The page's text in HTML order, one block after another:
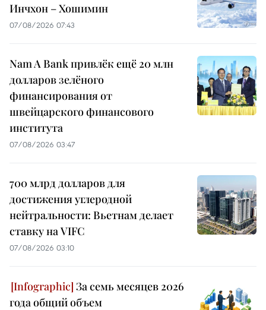
Инчхон – Хошимин
07/08/2026 07:43
Nam A Bank привлёк ещё 20 млн
долларов зелёного
финансирования от
швейцарского финансового
института
07/08/2026 03:47
700 млрд долларов для
достижения углеродной
нейтральности: Вьетнам делает
ставку на VIFC
07/08/2026 03:10
За семь месяцев 2026
года общий объем